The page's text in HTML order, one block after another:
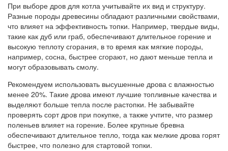
При выборе дров для котла учитывайте их вид и структуру.
Разные породы древесины обладают различными свойствами,
что влияет на эффективность топки. Например, твердые виды,
такие как дуб или граб, обеспечивают длительное горение и
высокую теплоту сгорания, в то время как мягкие породы,
например, сосна, быстрее сгорают, но дают меньше тепла и
могут образовывать смолу.
Рекомендуем использовать высушенные дрова с влажностью
менее 20%. Такие дрова имеют лучшие топливные качества и
выделяют больше тепла после растопки. Не забывайте
проверять сорт дров при покупке, а также учтите, что размер
поленьев влияет на горение. Более крупные бревна
обеспечивают длительное тепло, тогда как мелкие дрова горят
быстрее, что полезно для стартовой топки.